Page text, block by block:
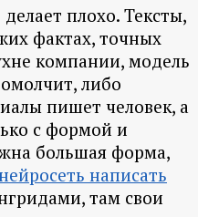
плохо. Тексты,
фактах, точных
компании, модель
либо
пишет человек, а
с формой и
большая форма,
написать
там свои